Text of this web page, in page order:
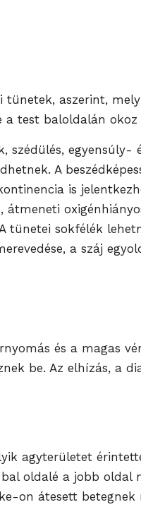
tünetek, aszerint,
test baloldalán okoz
egyensúly-
A
is
sokfélék
a száj
és a magas
be. Az elhízás, a
agyterületet
oldalé a jobb oldal
on átesett